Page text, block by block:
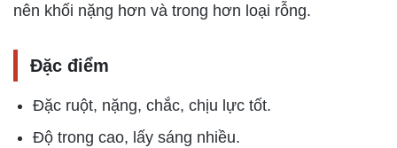
nên khối nặng hơn và trong hơn loại rỗng.
Đặc điểm
Đặc ruột, nặng, chắc, chịu lực tốt.
Độ trong cao, lấy sáng nhiều.